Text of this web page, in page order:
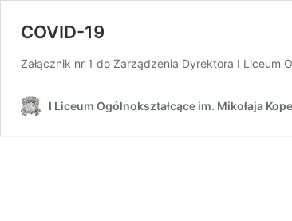
COVID-19
Załącznik nr 1 do Zarządzenia Dyrektora I
I Liceum Ogólnokształcące im. Mikołaja